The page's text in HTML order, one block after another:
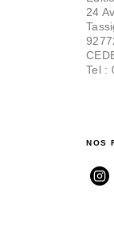
24
Tel :
NOS